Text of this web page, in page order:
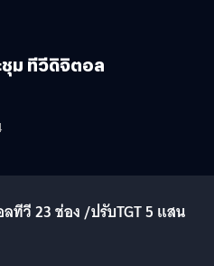
ชุม ทีวีดิจิตอล
ทีวี 23 ช่อง /ปรับTGT 5 แสน